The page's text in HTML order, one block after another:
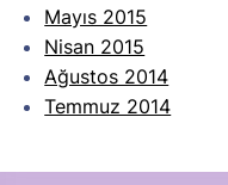
Mayıs 2015
Nisan 2015
Ağustos 2014
Temmuz 2014